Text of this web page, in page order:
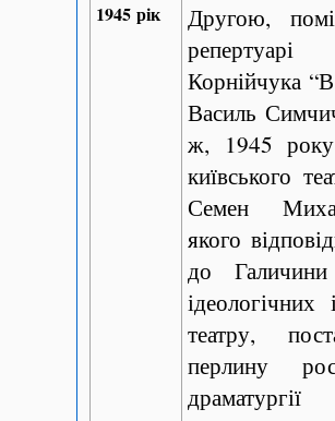
1945 рік
Другою,
Корнійчука
Василь
ж, 1945
київського
Семен
якого
до Галичини
театру,
перлину